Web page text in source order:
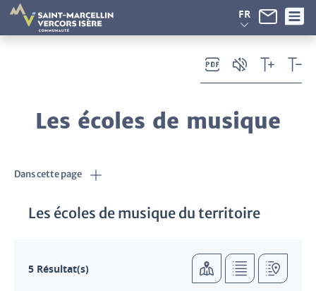
FR
Les écoles de musique
Dans cette page
Les écoles de musique du territoire
5 Résultat(s)
Panneau de gestion des cookies